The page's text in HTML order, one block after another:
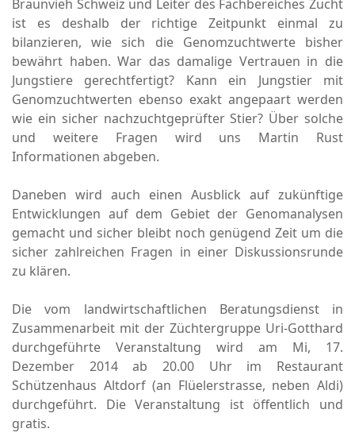
Braunvieh Schweiz und Leiter des Fachbereiches Zucht
ist es deshalb der richtige Zeitpunkt einmal zu
bilanzieren, wie sich die Genomzuchtwerte bisher
bewährt haben. War das damalige Vertrauen in die
Jungstiere gerechtfertigt? Kann ein Jungstier mit
Genomzuchtwerten ebenso exakt angepaart werden
wie ein sicher nachzuchtgeprüfter Stier? Über solche
und weitere Fragen wird uns Martin Rust
Informationen abgeben.
Daneben wird auch einen Ausblick auf zukünftige
Entwicklungen auf dem Gebiet der Genomanalysen
gemacht und sicher bleibt noch genügend Zeit um die
sicher zahlreichen Fragen in einer Diskussionsrunde
zu klären.
Die vom landwirtschaftlichen Beratungsdienst in
Zusammenarbeit mit der Züchtergruppe Uri-Gotthard
durchgeführte Veranstaltung wird am Mi, 17.
Dezember 2014 ab 20.00 Uhr im Restaurant
Schützenhaus Altdorf (an Flüelerstrasse, neben Aldi)
durchgeführt. Die Veranstaltung ist öffentlich und
gratis.